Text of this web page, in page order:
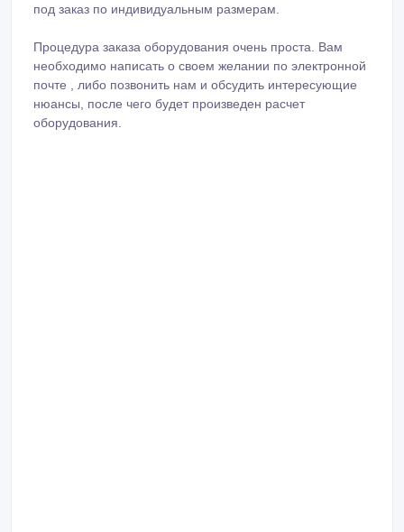
под заказ по индивидуальным размерам.
Процедура заказа оборудования очень проста. Вам
необходимо написать о своем желании по электронной
почте , либо позвонить нам и обсудить интересующие
нюансы, после чего будет произведен расчет
оборудования.